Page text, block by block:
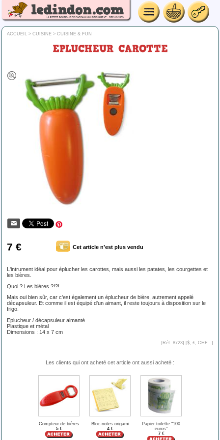
ACCUEIL > CUISINE > CUISINE & FUN
EPLUCHEUR CAROTTE
7 € Cet article n'est plus vendu
L'intrument idéal pour éplucher les carottes, mais aussi les patates, les courgettes et
les bières.
Quoi ? Les bières ?!?!
Mais oui bien sûr, car c'est également un éplucheur de bière, autrement appelé
décapsuleur. Et comme il est équipé d'un aimant, il reste toujours à disposition sur le
frigo.
Eplucheur / décapsuleur aimanté
Plastique et métal
Dimensions : 14 x 7 cm
[Réf. 8723] [$, £, CHF... ]
Les clients qui ont acheté cet article ont aussi acheté :
Compteur de bières
5 €
Bloc-notes origami
4 €
Papier toilette "100
euros"
7 €